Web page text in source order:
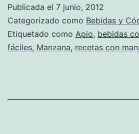
Publicada el 7 junio, 2012
Categorizado como Bebidas y
Etiquetado como Apio, bebidas
fáciles, Manzana, recetas con